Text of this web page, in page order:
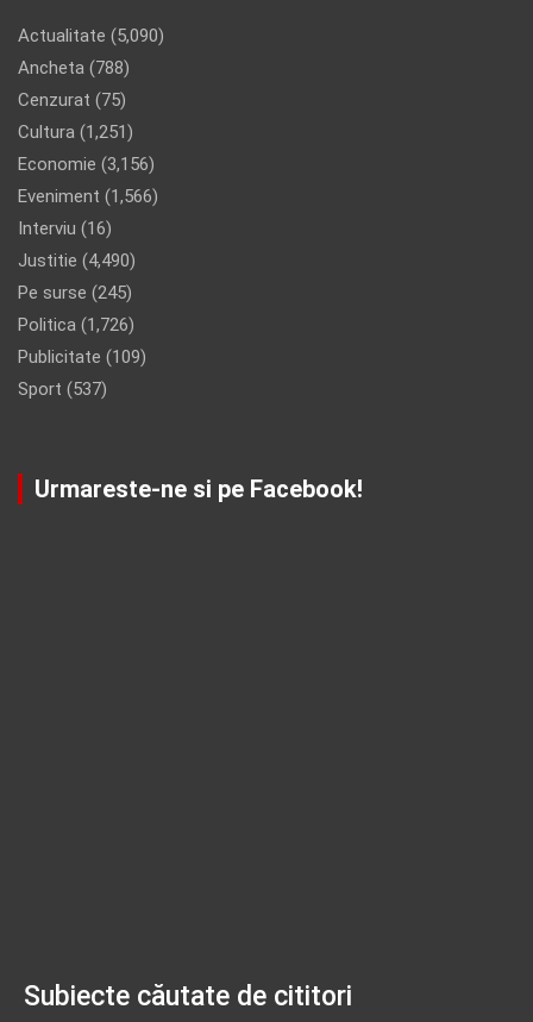
Actualitate (5,090)
Ancheta (788)
Cenzurat (75)
Cultura (1,251)
Economie (3,156)
Eveniment (1,566)
Interviu (16)
Justitie (4,490)
Pe surse (245)
Politica (1,726)
Publicitate (109)
Sport (537)
Urmareste-ne si pe Facebook!
Subiecte căutate de cititori